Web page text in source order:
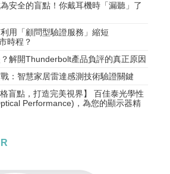
安全的盲點！你戴耳機時「漏聽」了
用「顧問型驗證服務」縮短
時程？
解開Thunderbolt產品負評的真正原因
：智慧家居雷達感測技術驗證關鍵
盲點，打造完美視界】 百佳泰光學性
Performance)，為您的顯示器精